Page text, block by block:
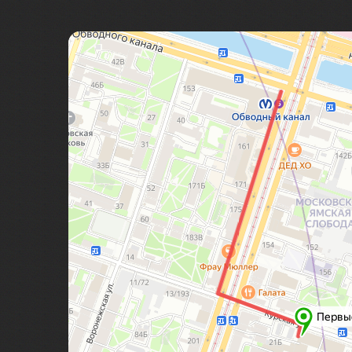
Байконур
Баку
Бали
Балтийск
Бангкок
Баскунчак
Бахчисарай
Башкирия
Бежецк
Бежецк
Беларусь
Белград
Беловежская пуща